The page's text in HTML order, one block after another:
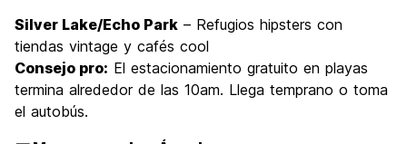
Silver Lake/Echo Park – Refugios hipsters con
tiendas vintage y cafés cool
Consejo pro: El estacionamiento gratuito en playas
termina alrededor de las 10am. Llega temprano o toma
el autobús.